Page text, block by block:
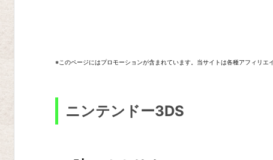
ナ
※このページにはプロモーションが含まれています。当サイトは各種アフィリエ
ニンテンドー3DS